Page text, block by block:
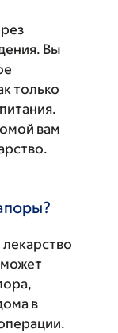
Вы
только
вам
в